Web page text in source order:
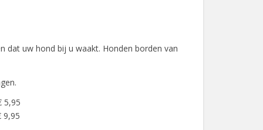
dat uw hond bij u waakt. Honden borden van
5,95
9,95